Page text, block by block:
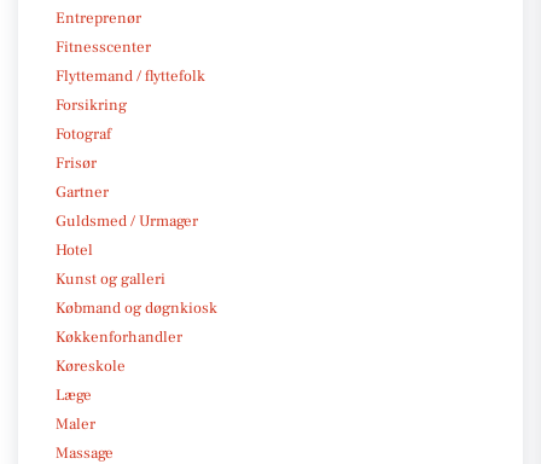
Entreprenør
Fitnesscenter
Flyttemand / flyttefolk
Forsikring
Fotograf
Frisør
Gartner
Guldsmed / Urmager
Hotel
Kunst og galleri
Købmand og døgnkiosk
Køkkenforhandler
Køreskole
Læge
Maler
Massage